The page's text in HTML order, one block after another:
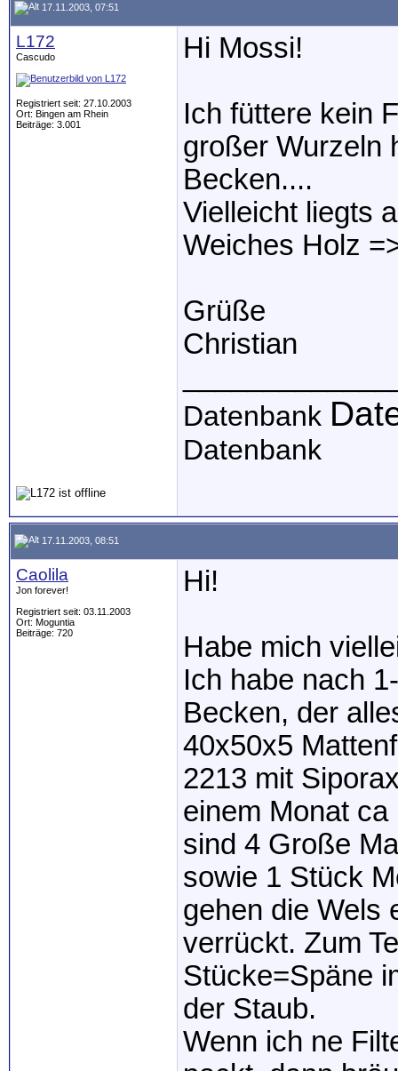
17.11.2003, 07:51
L172
Cascudo
Registriert seit: 27.10.2003
Ort: Bingen am Rhein
Beiträge: 3.001
Hi Mossi!
Ich füttere kein
großer Wurzeln
Becken....
Vielleicht liegts
Weiches Holz
Grüße
Christian
Datenbank
Datenbank
17.11.2003, 08:51
Caolila
Jon forever!
Registriert seit: 03.11.2003
Ort: Moguntia
Beiträge: 720
Hi!
Habe mich
Ich habe nach
Becken, der
40x50x5
2213 mit
einem Monat
sind 4 Große
sowie 1 Stück
gehen die Wels
verrückt. Zum
Stücke=Späne
der Staub.
Wenn ich ne